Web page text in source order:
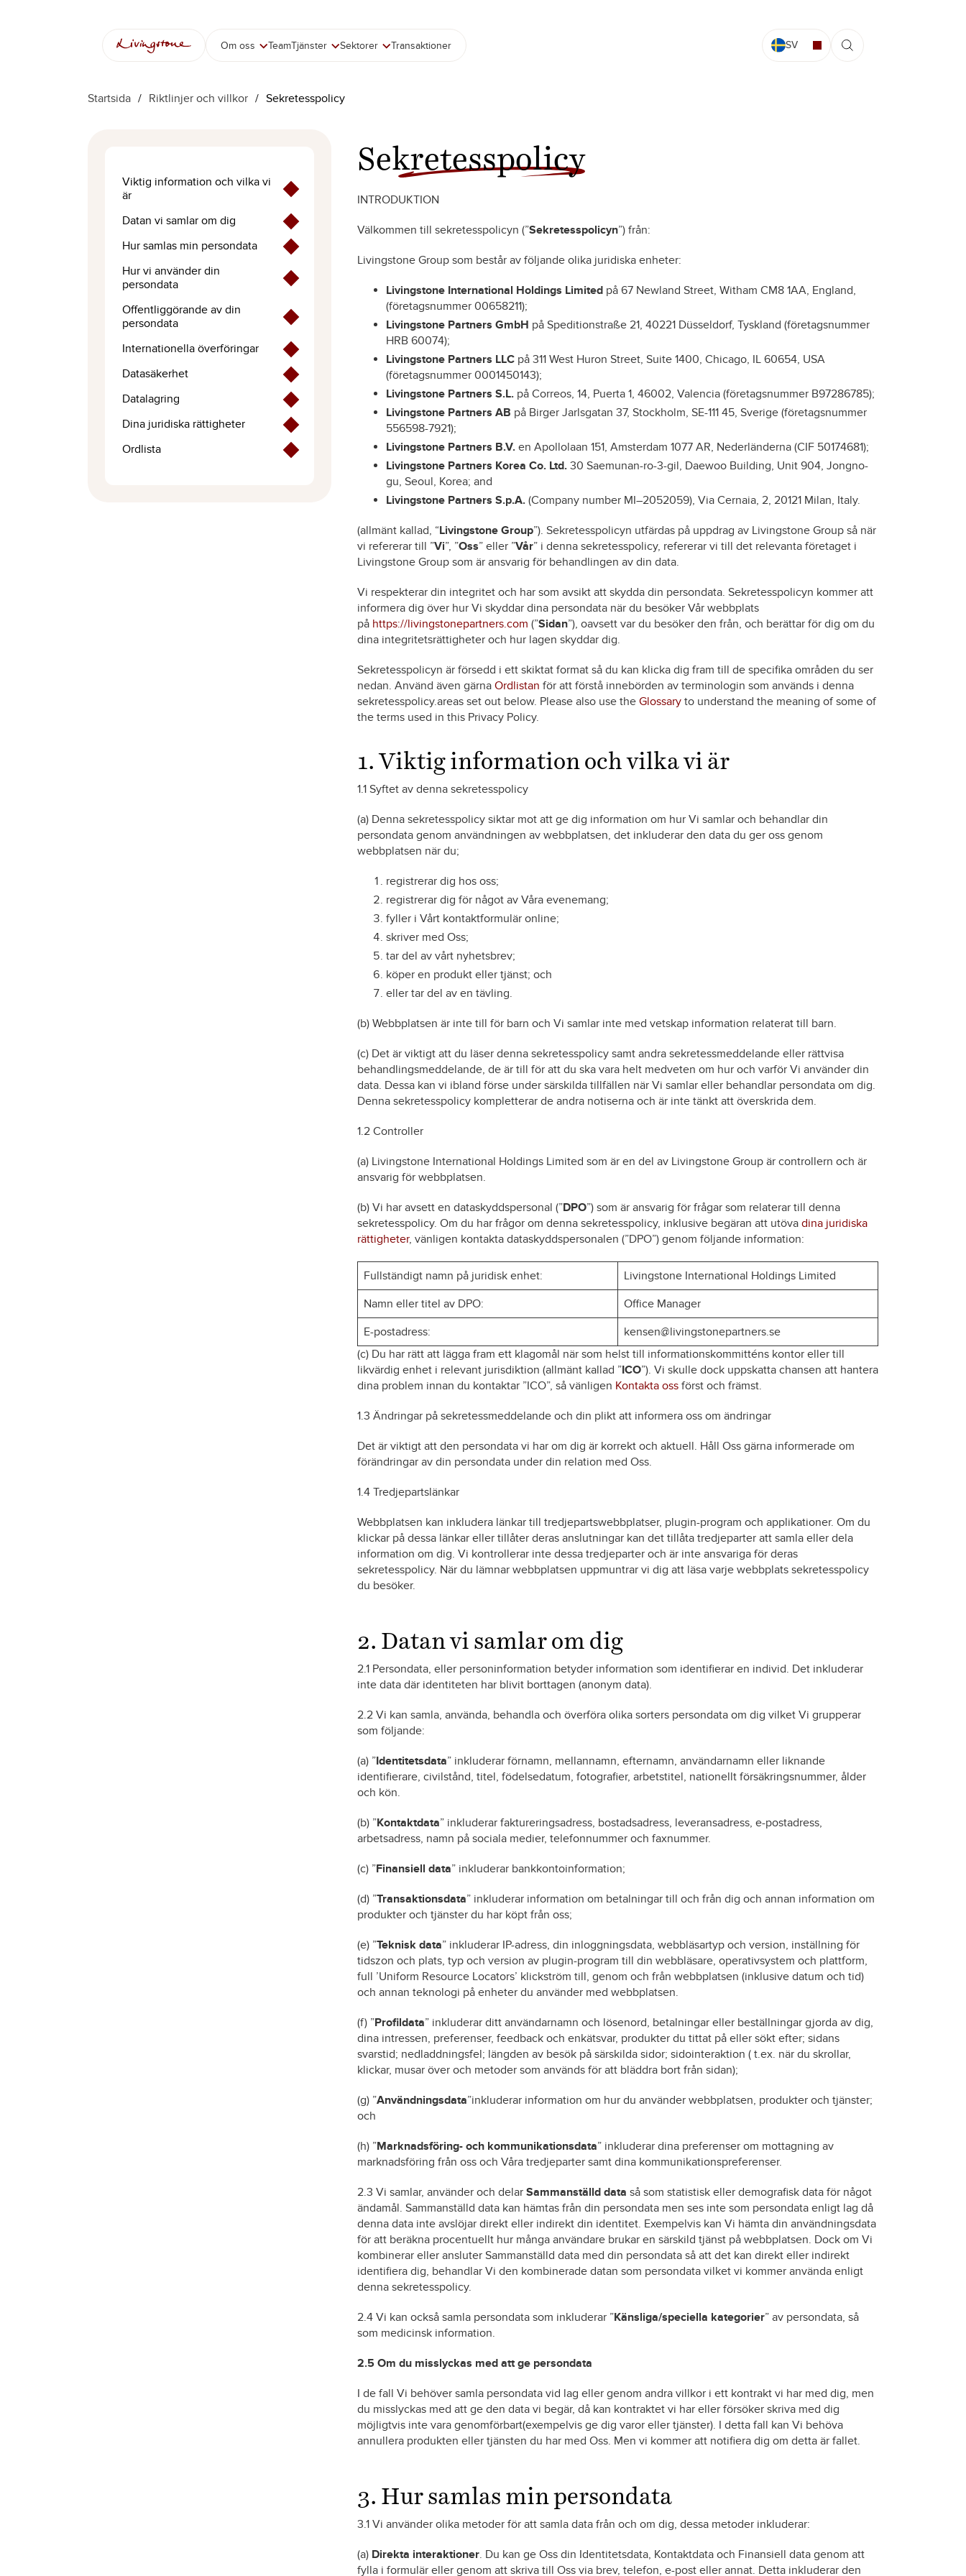
Om oss TeamTjänster Sektorer Transaktioner SV
Startsida / Riktlinjer och villkor / Sekretesspolicy
Viktig information och vilka vi
är
Datan vi samlar om dig
Hur samlas min persondata
Hur vi använder din
persondata
Offentliggörande av din
persondata
Internationella överföringar
Datasäkerhet
Datalagring
Dina juridiska rättigheter
Ordlista
Sekretesspolicy
INTRODUKTION
Välkommen till sekretesspolicyn (”Sekretesspolicyn”) från:
Livingstone Group som består av följande olika juridiska enheter:
Livingstone International Holdings Limited på 67 Newland Street, Witham CM8 1AA, England,
(företagsnummer 00658211);
Livingstone Partners GmbH på Speditionstraße 21, 40221 Düsseldorf, Tyskland (företagsnummer
HRB 60074);
Livingstone Partners LLCpå 311 West Huron Street, Suite 1400, Chicago, IL 60654, USA
(företagsnummer 0001450143);
Livingstone Partners S.L.på Correos, 14, Puerta 1, 46002, Valencia (företagsnummer B97286785);
Livingstone Partners AB på Birger Jarlsgatan 37, Stockholm, SE-111 45, Sverige (företagsnummer
556598-7921);
Livingstone Partners B.V.en Apollolaan 151, Amsterdam 1077 AR, Nederländerna (CIF 50174681);
Livingstone Partners Korea Co. Ltd. 30 Saemunan-ro-3-gil, Daewoo Building, Unit 904, Jongno-
gu, Seoul, Korea; and
Livingstone Partners S.p.A.(Company number MI–2052059), Via Cernaia, 2, 20121 Milan, Italy.
(allmänt kallad, “Livingstone Group”). Sekretesspolicyn utfärdas på uppdrag av Livingstone Group så när
vi refererar till ”Vi”, ”Oss” eller ”Vår” i denna sekretesspolicy, refererar vi till det relevanta företaget i
Livingstone Group som är ansvarig för behandlingen av din data.
Vi respekterar din integritet och har som avsikt att skydda din persondata. Sekretesspolicyn kommer att
informera dig över hur Vi skyddar dina persondata när du besöker Vår webbplats
på https://livingstonepartners.com (”Sidan”), oavsett var du besöker den från, och berättar för dig om du
dina integritetsrättigheter och hur lagen skyddar dig.
Sekretesspolicyn är försedd i ett skiktat format så du kan klicka dig fram till de specifika områden du ser
nedan. Använd även gärna Ordlistan för att förstå innebörden av terminologin som används i denna
sekretesspolicy.areas set out below. Please also use the Glossaryto understand the meaning of some of
the terms used in this Privacy Policy.
1. Viktig information och vilka vi är
1.1 Syftet av denna sekretesspolicy
(a) Denna sekretesspolicy siktar mot att ge dig information om hur Vi samlar och behandlar din
persondata genom användningen av webbplatsen, det inkluderar den data du ger oss genom
webbplatsen när du;
registrerar dig hos oss;
registrerar dig för något av Våra evenemang;
fyller i Vårt kontaktformulär online;
skriver med Oss;
tar del av vårt nyhetsbrev;
köper en produkt eller tjänst; och
eller tar del av en tävling.
(b) Webbplatsen är inte till för barn och Vi samlar inte med vetskap information relaterat till barn.
(c) Det är viktigt att du läser denna sekretesspolicy samt andra sekretessmeddelande eller rättvisa
behandlingsmeddelande, de är till för att du ska vara helt medveten om hur och varför Vi använder din
data. Dessa kan vi ibland förse under särskilda tillfällen när Vi samlar eller behandlar persondata om dig.
Denna sekretesspolicy kompletterar de andra notiserna och är inte tänkt att överskrida dem.
1.2 Controller
(a) Livingstone International Holdings Limited som är en del av Livingstone Group är controllern och är
ansvarig för webbplatsen.
(b) Vi har avsett en dataskyddspersonal (”DPO”) som är ansvarig för frågar som relaterar till denna
sekretesspolicy. Om du har frågor om denna sekretesspolicy, inklusive begäran att utöva dina juridiska
rättigheter, vänligen kontakta dataskyddspersonalen (”DPO”) genom följande information:
Fullständigt namn på juridisk enhet:
Livingstone International Holdings Limited
Namn eller titel av DPO:
Office Manager
E-postadress:
kensen@livingstonepartners.se
(c) Du har rätt att lägga fram ett klagomål när som helst till informationskommitténs kontor eller till
likvärdig enhet i relevant jurisdiktion (allmänt kallad ”ICO”). Vi skulle dock uppskatta chansen att hantera
dina problem innan du kontaktar ”ICO”, så vänligen Kontakta ossförst och främst.
1.3 Ändringar på sekretessmeddelande och din plikt att informera oss om ändringar
Det är viktigt att den persondata vi har om dig är korrekt och aktuell. Håll Oss gärna informerade om
förändringar av din persondata under din relation med Oss.
1.4 Tredjepartslänkar
Webbplatsen kan inkludera länkar till tredjepartswebbplatser, plugin-program och applikationer. Om du
klickar på dessa länkar eller tillåter deras anslutningar kan det tillåta tredjeparter att samla eller dela
information om dig. Vi kontrollerar inte dessa tredjeparter och är inte ansvariga för deras
sekretesspolicy. När du lämnar webbplatsen uppmuntrar vi dig att läsa varje webbplats sekretesspolicy
du besöker.
2. Datan vi samlar om dig
2.1 Persondata, eller personinformation betyder information som identifierar en individ. Det inkluderar
inte data där identiteten har blivit borttagen (anonym data).
2.2 Vi kan samla, använda, behandla och överföra olika sorters persondata om dig vilket Vi grupperar
som följande:
(a) ”Identitetsdata” inkluderar förnamn, mellannamn, efternamn, användarnamn eller liknande
identifierare, civilstånd, titel, födelsedatum, fotografier, arbetstitel, nationellt försäkringsnummer, ålder
och kön.
(b) ”Kontaktdata” inkluderar faktureringsadress, bostadsadress, leveransadress, e-postadress,
arbetsadress, namn på sociala medier, telefonnummer och faxnummer.
(c) ”Finansiell data” inkluderar bankkontoinformation;
(d) ”Transaktionsdata” inkluderar information om betalningar till och från dig och annan information om
produkter och tjänster du har köpt från oss;
(e) ”Teknisk data” inkluderar IP-adress, din inloggningsdata, webbläsartyp och version, inställning för
tidszon och plats, typ och version av plugin-program till din webbläsare, operativsystem och plattform,
full ’Uniform Resource Locators’ klickström till, genom och från webbplatsen (inklusive datum och tid)
och annan teknologi på enheter du använder med webbplatsen.
(f) ”Profildata” inkluderar ditt användarnamn och lösenord, betalningar eller beställningar gjorda av dig,
dina intressen, preferenser, feedback och enkätsvar, produkter du tittat på eller sökt efter; sidans
svarstid; nedladdningsfel; längden av besök på särskilda sidor; sidointeraktion ( t.ex. när du skrollar,
klickar, musar över och metoder som används för att bläddra bort från sidan);
(g) ”Användningsdata”inkluderar information om hur du använder webbplatsen, produkter och tjänster;
och
(h) ”Marknadsföring- och kommunikationsdata” inkluderar dina preferenser om mottagning av
marknadsföring från oss och Våra tredjeparter samt dina kommunikationspreferenser.
2.3 Vi samlar, använder och delar Sammanställd data så som statistisk eller demografisk data för något
ändamål. Sammanställd data kan hämtas från din persondata men ses inte som persondata enligt lag då
denna data inte avslöjar direkt eller indirekt din identitet. Exempelvis kan Vi hämta din användningsdata
för att beräkna procentuellt hur många användare brukar en särskild tjänst på webbplatsen. Dock om Vi
kombinerar eller ansluter Sammanställd data med din persondata så att det kan direkt eller indirekt
identifiera dig, behandlar Vi den kombinerade datan som persondata vilket vi kommer använda enligt
denna sekretesspolicy.
2.4 Vi kan också samla persondata som inkluderar ”Känsliga/speciella kategorier” av persondata, så
som medicinsk information.
2.5 Om du misslyckas med att ge persondata
I de fall Vi behöver samla persondata vid lag eller genom andra villkor i ett kontrakt vi har med dig, men
du misslyckas med att ge den data vi begär, då kan kontraktet vi har eller försöker skriva med dig
möjligtvis inte vara genomförbart(exempelvis ge dig varor eller tjänster). I detta fall kan Vi behöva
annullera produkten eller tjänsten du har med Oss. Men vi kommer att notifiera dig om detta är fallet.
3. Hur samlas min persondata
3.1 Vi använder olika metoder för att samla data från och om dig, dessa metoder inkluderar:
(a) Direkta interaktioner. Du kan ge Oss din Identitetsdata, Kontaktdata och Finansiell data genom att
fylla i formulär eller genom att skriva till Oss via brev, telefon, e-post eller annat. Detta inkluderar den